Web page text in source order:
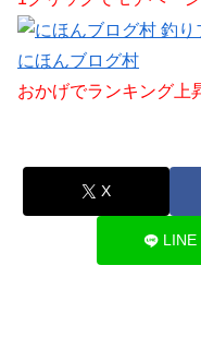
にほんブログ村
おかげでランキング上
X
LINE